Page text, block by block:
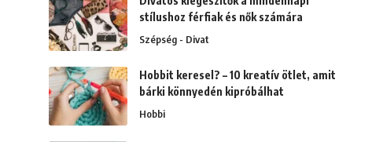
stílushoz férfiak és nők számára
Szépség - Divat
Hobbit keresel? – 10 kreatív ötlet, amit
bárki könnyedén kipróbálhat
Hobbi